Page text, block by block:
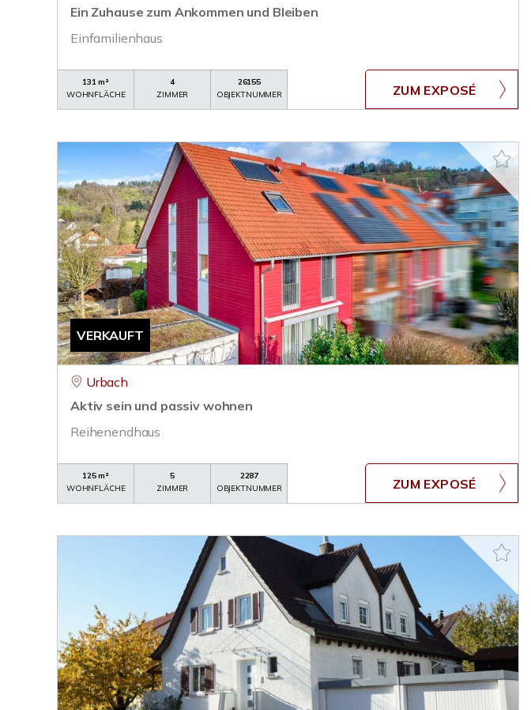
Ein Zuhause zum Ankommen und Bleiben
Einfamilienhaus
131 m²
WOHNFLÄCHE
4
ZIMMER
26155
OBJEKTNUMMER
ZUM EXPOSÉ
VERKAUFT
Urbach
Aktiv sein und passiv wohnen
Reihenendhaus
125 m²
WOHNFLÄCHE
5
ZIMMER
2287
OBJEKTNUMMER
ZUM EXPOSÉ